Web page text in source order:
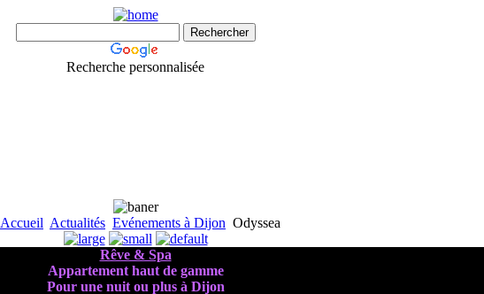
Recherche personnalisée
Accueil Actualités Evénements à Dijon Odyssea
Rêve & Spa
Appartement haut de gamme
Pour une nuit ou plus à Dijon